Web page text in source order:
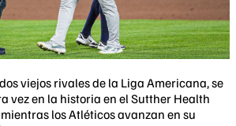
viejos rivales de la Liga Americana, se
vez en la historia en el Sutther Health
los Atléticos avanzan en su